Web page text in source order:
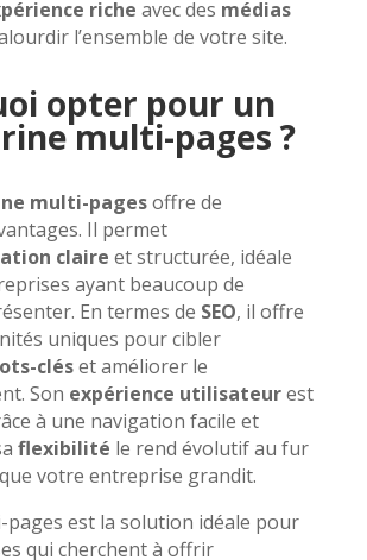
riche avec des médias
l’ensemble de votre site.
opter pour un
multi-pages ?
multi-pagesoffre de
Il permet
claire et structurée, idéale
ayant beaucoup de
En termes de SEO, il offre
uniques pour cibler
cléset améliorer le
Son expérience utilisateurest
à une navigation facile et
flexibilité le rend évolutif au fur
votre entreprise grandit.
pages est la solution idéale pour
qui cherchent à offrir